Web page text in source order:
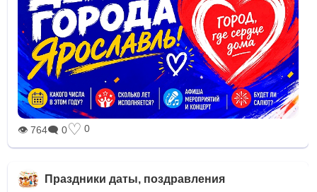
👁 764🗨 0♡ 0
Праздники даты, поздравления